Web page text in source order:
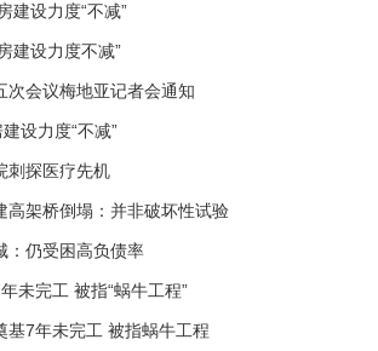
建设力度“不减”
建设力度不减”
次会议梅地亚记者会通知
设力度“不减”
刺探医疗先机
高架桥倒塌：并非破坏性试验
：仍受困高负债率
未完工 被指“蜗牛工程”
基7年未完工 被指蜗牛工程